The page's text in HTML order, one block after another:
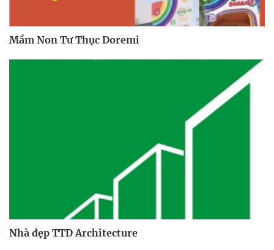
Mầm Non Tư Thục Doremi
Nhà đẹp TTD Architecture